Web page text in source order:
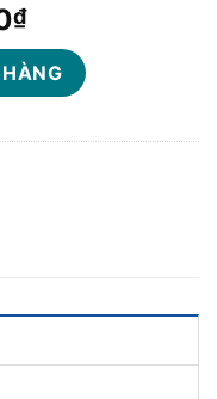
₫Giá
hiện
tại
là:
4,347,000₫.